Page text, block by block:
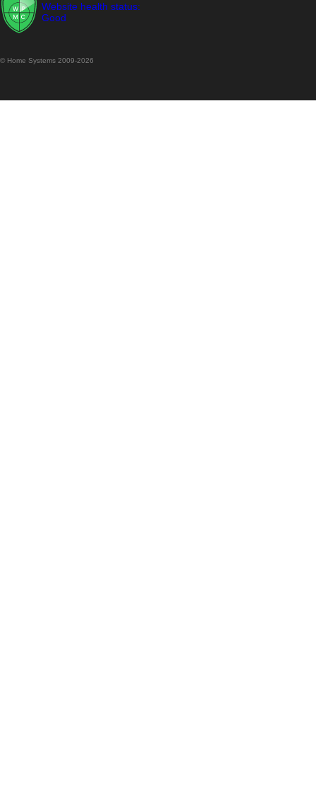
Website health status:
Good
© Home Systems 2009-2026